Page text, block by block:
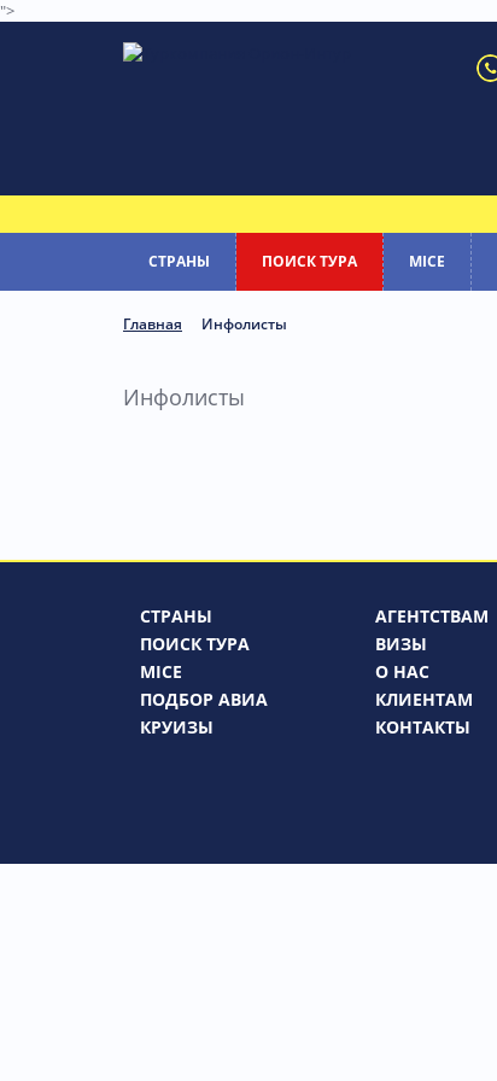
">
СТРАНЫ ПОИСК ТУРА MICE
Главная Инфолисты
Инфолисты
СТРАНЫ
ПОИСК ТУРА
MICE
ПОДБОР АВИА
КРУИЗЫ
АГЕНТСТВАМ
ВИЗЫ
О НАС
КЛИЕНТАМ
КОНТАКТЫ